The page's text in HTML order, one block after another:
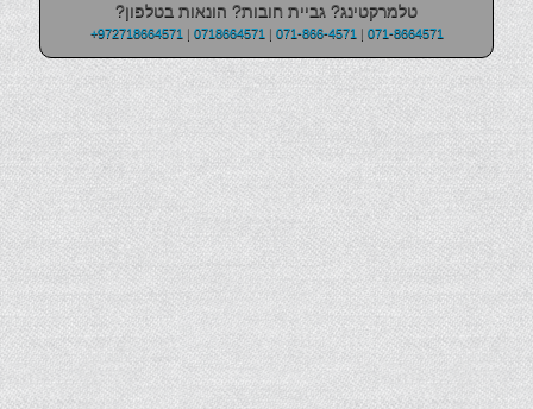
טלמרקטינג? גביית חובות? הונאות בטלפון?
+972718664571| 0718664571| 071-866-4571| 071-8664571